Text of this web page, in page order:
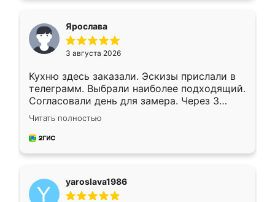
Ярослава
3 августа 2026
Кухню здесь заказали. Эскизы прислали в
телеграмм. Выбрали наиболее подходящий.
Согласовали день для замера. Через 3
недели кухня была уже готова. Остались
довольны работой. Спасибо Ренессанс
мебель за качественную работу!
Читать полностью
yaroslava1986